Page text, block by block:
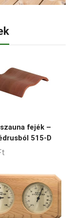
fejék –
515-D